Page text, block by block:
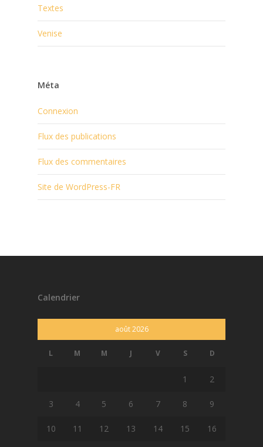
Textes
Venise
Méta
Connexion
Flux des publications
Flux des commentaires
Site de WordPress-FR
Calendrier
août 2026
L M M J V S D
1 2
3 4 5 6 7 8 9
10 11 12 13 14 15 16